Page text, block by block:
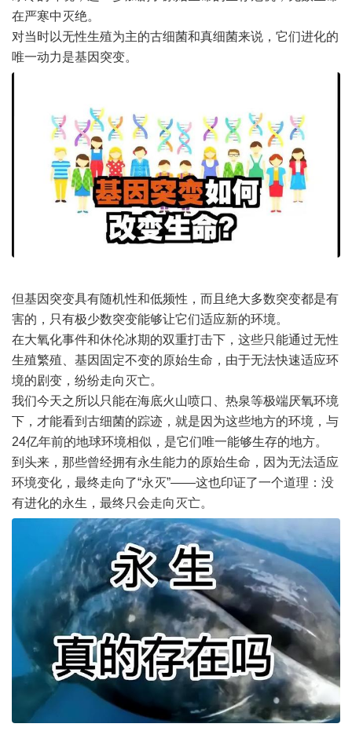
在严寒中灭绝。
对当时以无性生殖为主的古细菌和真细菌来说，它们进化的
唯一动力是基因突变。
但基因突变具有随机性和低频性，而且绝大多数突变都是有
害的，只有极少数突变能够让它们适应新的环境。
在大氧化事件和休伦冰期的双重打击下，这些只能通过无性
生殖繁殖、基因固定不变的原始生命，由于无法快速适应环
境的剧变，纷纷走向灭亡。
我们今天之所以只能在海底火山喷口、热泉等极端厌氧环境
下，才能看到古细菌的踪迹，就是因为这些地方的环境，与
24亿年前的地球环境相似，是它们唯一能够生存的地方。
到头来，那些曾经拥有永生能力的原始生命，因为无法适应
环境变化，最终走向了“永灭”——这也印证了一个道理：没
有进化的永生，最终只会走向灭亡。